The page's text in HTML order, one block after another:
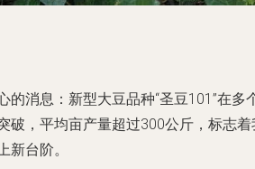
的消息：新型大豆品种“圣豆101”在多
破，平均亩产量超过300公斤，标志着
新台阶。